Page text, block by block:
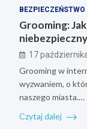
BEZPIECZEŃSTWO
Grooming:
17
Grooming w
wyzwaniem, o
naszego miasta.…
Czytaj dalej